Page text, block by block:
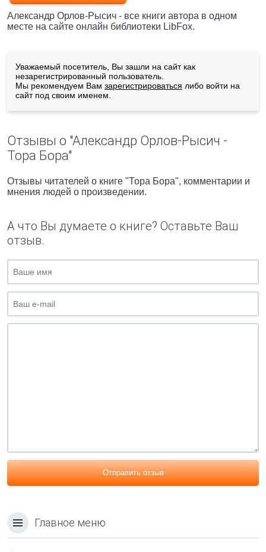
Александр Орлов-Рысич - все книги автора в одном
месте на сайте онлайн библиотеки LibFox.
Уважаемый посетитель, Вы зашли на сайт как
незарегистрированный пользователь.
Мы рекомендуем Вам зарегистрироваться либо войти на
сайт под своим именем.
Отзывы о "Александр Орлов-Рысич -
Тора Бора"
Отзывы читателей о книге "Тора Бора", комментарии и
мнения людей о произведении.
А что Вы думаете о книге? Оставьте Ваш
отзыв.
Отправить отзыв
Главное меню